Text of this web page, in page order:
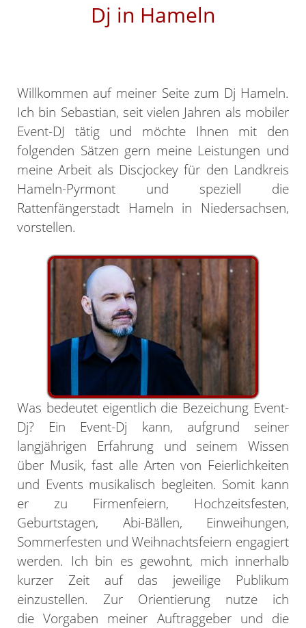
Dj in Hameln
Willkommen auf meiner Seite zum Dj Hameln.
Ich bin Sebastian, seit vielen Jahren als mobiler
Event-DJ tätig und möchte Ihnen mit den
folgenden Sätzen gern meine Leistungen und
meine Arbeit als Discjockey für den Landkreis
Hameln-Pyrmont und speziell die
Rattenfängerstadt Hameln in Niedersachsen,
vorstellen.
Was bedeutet eigentlich die Bezeichung Event-
Dj? Ein Event-Dj kann, aufgrund seiner
langjährigen Erfahrung und seinem Wissen
über Musik, fast alle Arten von Feierlichkeiten
und Events musikalisch begleiten. Somit kann
er zu Firmenfeiern, Hochzeitsfesten,
Geburtstagen, Abi-Bällen, Einweihungen,
Sommerfesten und Weihnachtsfeiern engagiert
werden. Ich bin es gewohnt, mich innerhalb
kurzer Zeit auf das jeweilige Publikum
einzustellen. Zur Orientierung nutze ich
die Vorgaben meiner Auftraggeber und die